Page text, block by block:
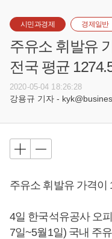
시민과경제 경제일반
주유소 휘발유
전국 평균
2020-05-04 18:26:28
강용규 기자 -
주유소 휘발유 가격이
4일 한국석유공사 오
7일~5월1일) 국내 주